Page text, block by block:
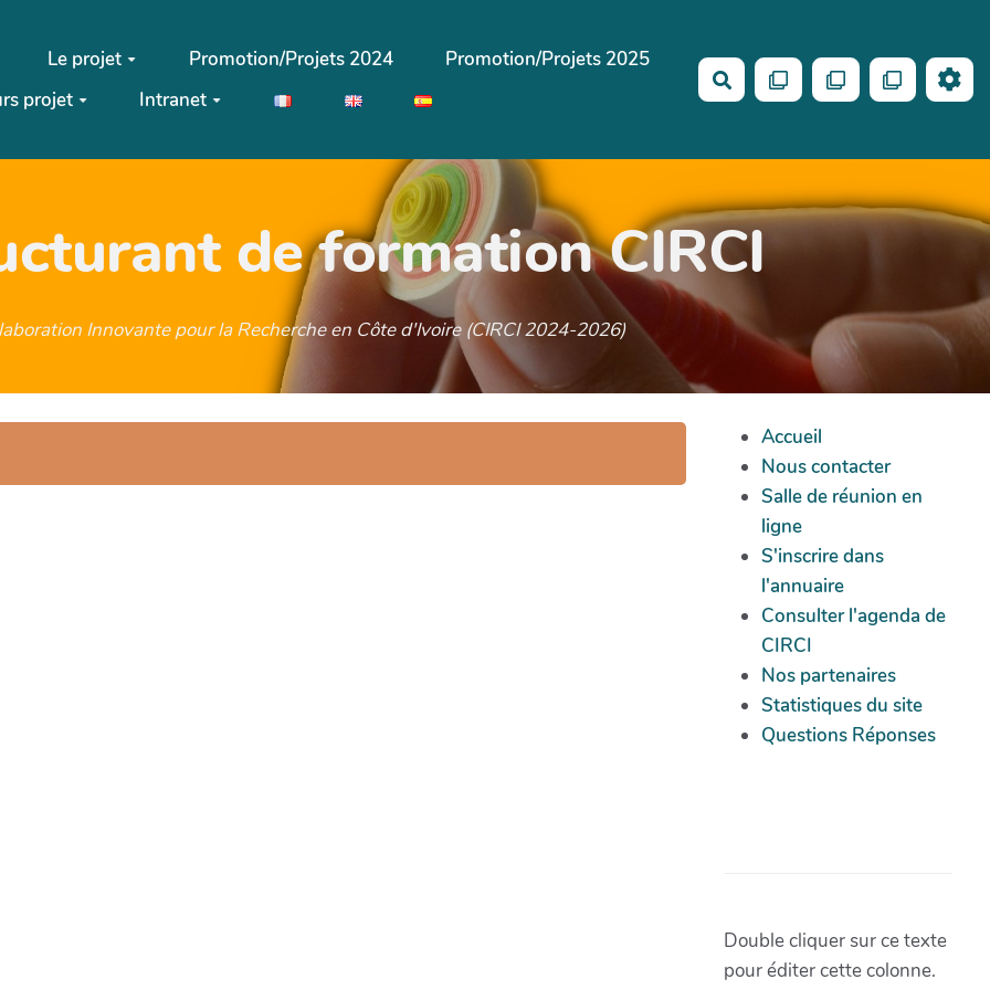
Le projet Promotion/Projets 2024
Promotion/Projets 2025
projet
Intranet
Rechercher
de formation CIRCI
Innovante pour la Recherche en Côte d'Ivoire (CIRCI 2024-2026)
Accueil
Nous contacter
Salle de réunion en
ligne
S'inscrire dans
l'annuaire
Consulter l'agenda de
CIRCI
Nos partenaires
Statistiques du site
Questions Réponses
Double cliquer sur ce texte
pour éditer cette colonne.